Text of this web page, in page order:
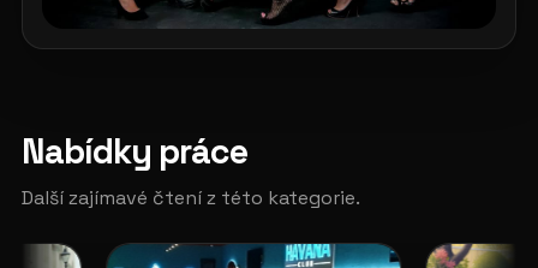
Nabídky práce
Další zajímavé čtení z této kategorie.